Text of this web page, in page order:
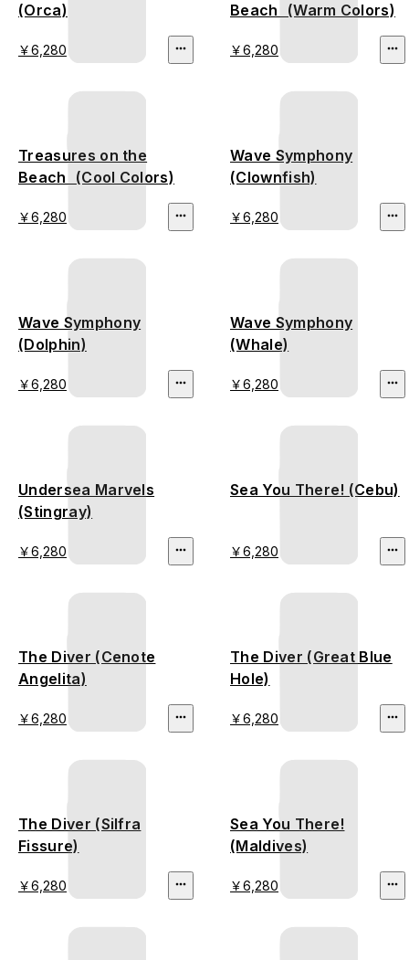
(Orca)
￥6,280
Beach (Warm Colors)
￥6,280
Treasures on the
Beach (Cool Colors)
￥6,280
Wave Symphony
(Clownfish)
￥6,280
Wave Symphony
(Dolphin)
￥6,280
Wave Symphony
(Whale)
￥6,280
Undersea Marvels
(Stingray)
￥6,280
Sea You There! (Cebu)
￥6,280
The Diver (Cenote
Angelita)
￥6,280
The Diver (Great Blue
Hole)
￥6,280
The Diver (Silfra
Fissure)
￥6,280
Sea You There!
(Maldives)
￥6,280